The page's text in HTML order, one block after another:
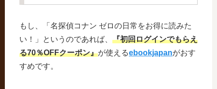
もし、「名探偵コナン ゼロの日常をお得に読みた
い！」というのであれば、 『初回ログインでもらえ
る70％OFFクーポン』が使えるebookjapanがおす
すめです。